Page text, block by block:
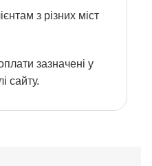
з різних міст
зазначені у
сайту.